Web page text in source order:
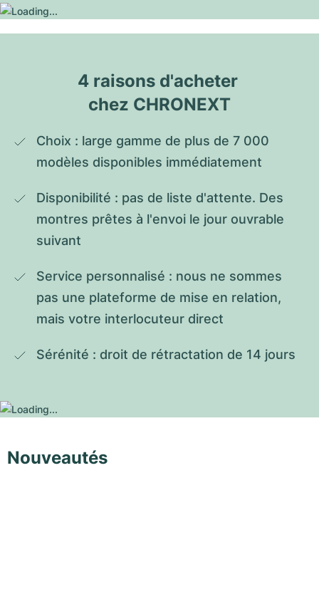
4 raisons d'acheter
chez CHRONEXT
Choix : large gamme de plus de 7 000
modèles disponibles immédiatement
Disponibilité : pas de liste d'attente. Des
montres prêtes à l'envoi le jour ouvrable
suivant
Service personnalisé : nous ne sommes
pas une plateforme de mise en relation,
mais votre interlocuteur direct
Sérénité : droit de rétractation de 14 jours
Nouveautés